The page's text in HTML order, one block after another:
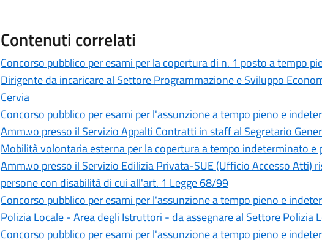
Contenuti correlati
Concorso pubblico per esami per la copertura di n. 1 posto a tempo
Dirigente da incaricare al Settore Programmazione e Sviluppo
Cervia
Concorso pubblico per esami per l'assunzione a tempo pieno e
Amm.vo presso il Servizio Appalti Contratti in staff al Segretario
Mobilità volontaria esterna per la copertura a tempo indeterminato e
Amm.vo presso il Servizio Edilizia Privata-SUE (Ufficio Accesso Atti)
persone con disabilità di cui all'art. 1 Legge 68/99
Concorso pubblico per esami per l'assunzione a tempo pieno e
Polizia Locale - Area degli Istruttori - da assegnare al Settore Polizia
Concorso pubblico per esami per l'assunzione a tempo pieno e